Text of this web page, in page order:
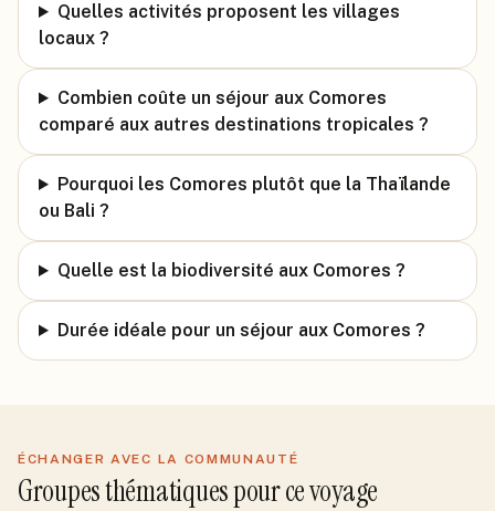
Quelles activités proposent les villages
locaux ?
Combien coûte un séjour aux Comores
comparé aux autres destinations tropicales ?
Pourquoi les Comores plutôt que la Thaïlande
ou Bali ?
Quelle est la biodiversité aux Comores ?
Durée idéale pour un séjour aux Comores ?
ÉCHANGER AVEC LA COMMUNAUTÉ
Groupes thématiques pour ce voyage